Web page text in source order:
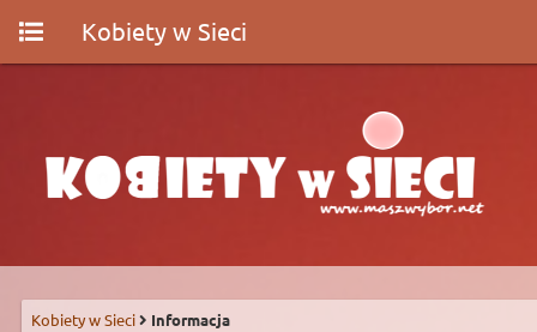
Kobiety w Sieci
Kobiety w Sieci Informacja